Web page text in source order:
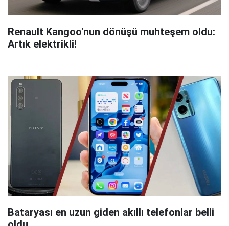
Renault Kangoo'nun dönüşü muhteşem oldu:
Artık elektrikli!
Bataryası en uzun giden akıllı telefonlar belli